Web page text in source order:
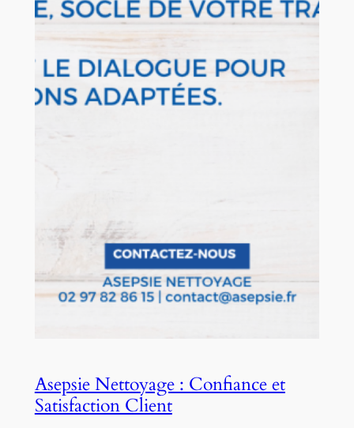
Asepsie Nettoyage : Confiance et
Satisfaction Client